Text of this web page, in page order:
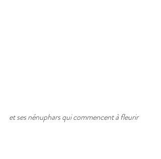
et ses nénuphars qui commencent à fleurir